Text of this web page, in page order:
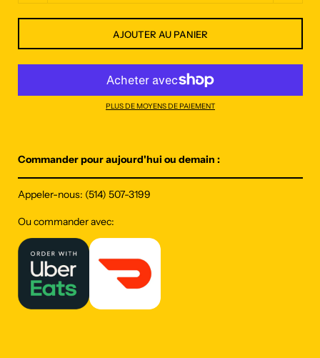
AJOUTER AU PANIER
PLUS DE MOYENS DE PAIEMENT
Commander pour aujourd'hui ou demain :
Appeler-nous: (514) 507-3199
Ou commander avec: